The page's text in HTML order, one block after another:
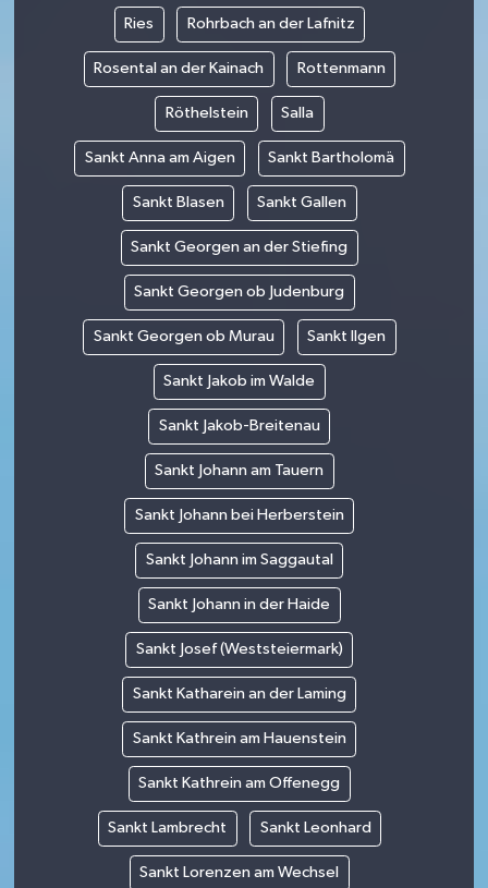
Ries Rohrbach an der Lafnitz
Rosental an der Kainach Rottenmann
Röthelstein Salla
Sankt Anna am Aigen Sankt Bartholomä
Sankt Blasen Sankt Gallen
Sankt Georgen an der Stiefing
Sankt Georgen ob Judenburg
Sankt Georgen ob Murau Sankt Ilgen
Sankt Jakob im Walde
Sankt Jakob-Breitenau
Sankt Johann am Tauern
Sankt Johann bei Herberstein
Sankt Johann im Saggautal
Sankt Johann in der Haide
Sankt Josef (Weststeiermark)
Sankt Katharein an der Laming
Sankt Kathrein am Hauenstein
Sankt Kathrein am Offenegg
Sankt Lambrecht Sankt Leonhard
Sankt Lorenzen am Wechsel